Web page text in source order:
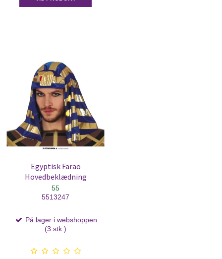
Egyptisk Farao
Hovedbeklædning
55
5513247
På lager i webshoppen
(3 stk.)